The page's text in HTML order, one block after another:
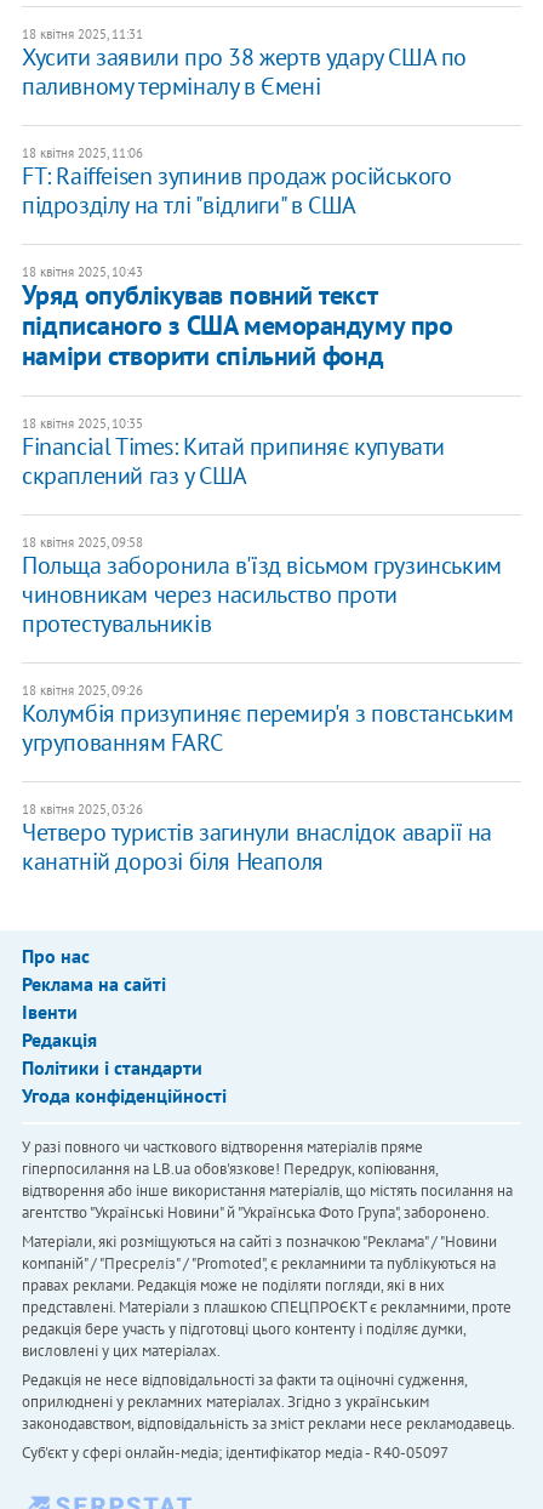
18 квітня 2025, 11:31
Хусити заявили про 38 жертв удару США по
паливному терміналу в Ємені
18 квітня 2025, 11:06
FT: Raiffeisen зупинив продаж російського
підрозділу на тлі "відлиги" в США
18 квітня 2025, 10:43
Уряд опублікував повний текст
підписаного з США меморандуму про
наміри створити спільний фонд
18 квітня 2025, 10:35
Financial Times: Китай припиняє купувати
скраплений газ у США
18 квітня 2025, 09:58
Польща заборонила в'їзд вісьмом грузинським
чиновникам через насильство проти
протестувальників
18 квітня 2025, 09:26
Колумбія призупиняє перемир'я з повстанським
угрупованням FARC
18 квітня 2025, 03:26
Четверо туристів загинули внаслідок аварії на
канатній дорозі біля Неаполя
Про нас
Реклама на сайті
Івенти
Редакція
Політики і стандарти
Угода конфіденційності
У разі повного чи часткового відтворення матеріалів пряме
гіперпосилання на LB.ua обов'язкове! Передрук, копіювання,
відтворення або інше використання матеріалів, що містять посилання на
агентство "Українськi Новини" й "Українська Фото Група", заборонено.
Матеріали, які розміщуються на сайті з позначкою "Реклама" / "Новини
компаній" / "Пресреліз" / "Promoted", є рекламними та публікуються на
правах реклами. Редакція може не поділяти погляди, які в них
представлені. Матеріали з плашкою СПЕЦПРОЄКТ є рекламними, проте
редакція бере участь у підготовці цього контенту і поділяє думки,
висловлені у цих матеріалах.
Редакція не несе відповідальності за факти та оціночні судження,
оприлюднені у рекламних матеріалах. Згідно з українським
законодавством, відповідальність за зміст реклами несе рекламодавець.
Cуб'єкт у сфері онлайн-медіа; ідентифікатор медіа - R40-05097